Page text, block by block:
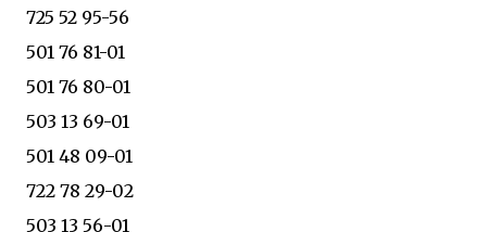
725 52 95-56
501 76 81-01
501 76 80-01
503 13 69-01
501 48 09-01
722 78 29-02
503 13 56-01